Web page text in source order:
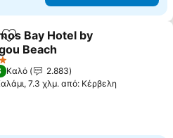
Προσθήκη στα αγαπημένα
Bay Hotel by
Beach
τιμών
Καλό
2.883
7.3 χλμ. από: Κέρβελη